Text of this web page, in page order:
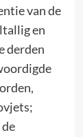
van de
en
derden